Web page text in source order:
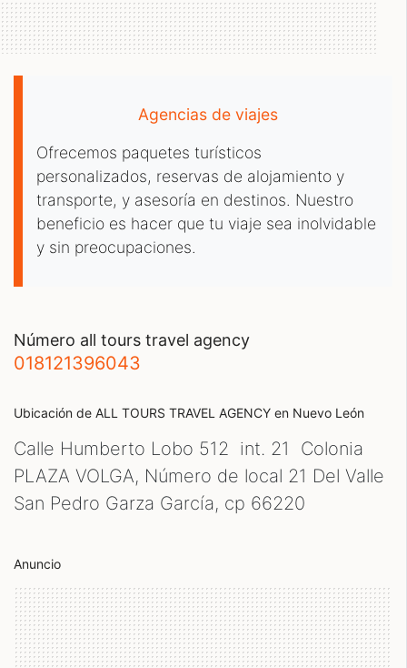
Agencias de viajes
Ofrecemos paquetes turísticos
personalizados, reservas de alojamiento y
transporte, y asesoría en destinos. Nuestro
beneficio es hacer que tu viaje sea inolvidable
y sin preocupaciones.
número all tours travel agency
018121396043
Ubicación de ALL TOURS TRAVEL AGENCY en Nuevo León
Calle Humberto Lobo 512 int. 21 Colonia
PLAZA VOLGA, Número de local 21 Del Valle
San Pedro Garza García, cp 66220
Anuncio